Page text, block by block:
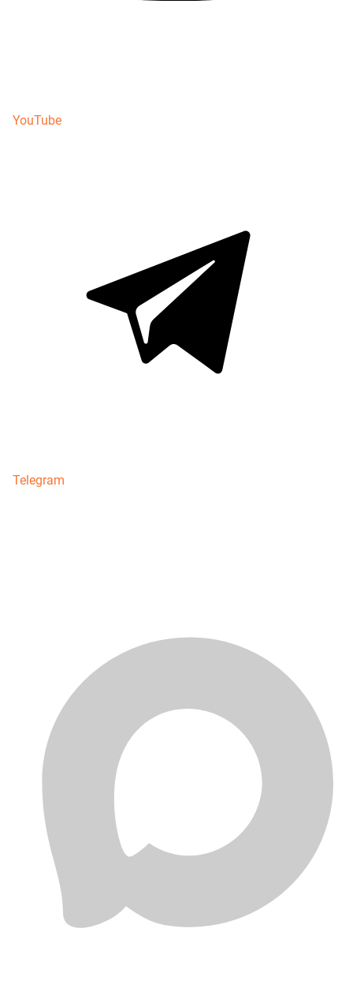
YouTube
Telegram